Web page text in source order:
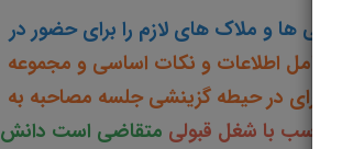
ها و ملاک های لازم را برای حضور در
شامل اطلاعات و نکات اساسی و مجموعه
برای در حیطه گزینشی جلسه مصاحبه به
با شغل قبولی متقاضی است دانش